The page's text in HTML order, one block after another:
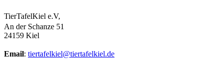
TierTafelKiel e.V,
An der Schanze 51
24159 Kiel
Email: tiertafelkiel@tiertafelkiel.de